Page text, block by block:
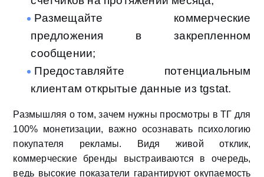
Размещайте коммерческие
предложения в закрепленном
сообщении;
Предоставляйте потенциальным
клиентам открытые данные из tgstat.
Размышляя о том, зачем нужны просмотры в ТГ для
100% монетизации, важно осознавать психологию
покупателя рекламы. Видя живой отклик,
коммерческие бренды выстраиваются в очередь,
ведь высокие показатели гарантируют окупаемость